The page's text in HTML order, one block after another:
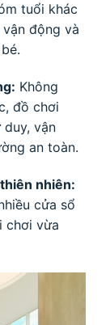
tuổi khác
động và
Không
đồ chơi
vận
an toàn.
nhiên:
cửa sổ
chơi vừa